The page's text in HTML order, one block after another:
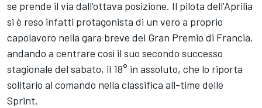
se prende il via dall'ottava posizione. Il pilota dell'Aprilia
si è reso infatti protagonista di un vero a proprio
capolavoro nella gara breve del Gran Premio di Francia,
andando a centrare così il suo secondo successo
stagionale del sabato, il 18° in assoluto, che lo riporta
solitario al comando nella classifica all-time delle
Sprint.